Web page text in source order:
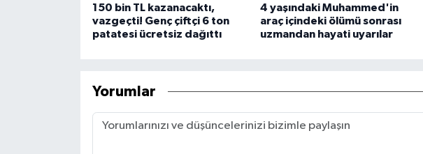
150 bin TL kazanacaktı,
vazgeçti! Genç çiftçi 6 ton
patatesi ücretsiz dağıttı
4 yaşındaki Muhammed'in
araç içindeki ölümü sonrası
uzmandan hayati uyarılar
Yorumlar